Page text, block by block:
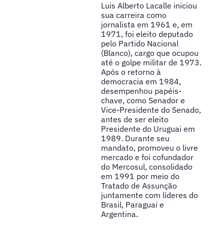
Luis Alberto Lacalle iniciou
sua carreira como
jornalista em 1961 e, em
1971, foi eleito deputado
pelo Partido Nacional
(Blanco), cargo que ocupou
até o golpe militar de 1973.
Após o retorno à
democracia em 1984,
desempenhou papéis-
chave, como Senador e
Vice-Presidente do Senado,
antes de ser eleito
Presidente do Uruguai em
1989. Durante seu
mandato, promoveu o livre
mercado e foi cofundador
do Mercosul, consolidado
em 1991 por meio do
Tratado de Assunção
juntamente com líderes do
Brasil, Paraguai e
Argentina.